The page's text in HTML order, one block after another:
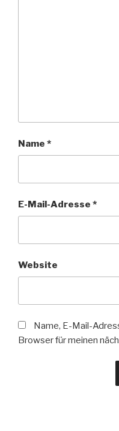
Name *
E-Mail-Adresse *
Website
Name, E-Mail-
Browser für meinen